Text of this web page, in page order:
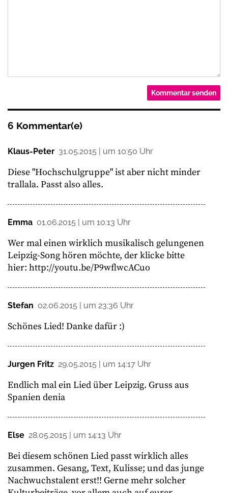
6 Kommentar(e)
Klaus-Peter 31.05.2015 | um 10:50 Uhr
Diese "Hochschulgruppe" ist aber nicht minder
trallala. Passt also alles.
Emma 01.06.2015 | um 10:13 Uhr
Wer mal einen wirklich musikalisch gelungenen
Leipzig-Song hören möchte, der klicke bitte
hier: http://youtu.be/P9wflwcACuo
Stefan 02.06.2015 | um 23:36 Uhr
Schönes Lied! Danke dafür :)
Jurgen Fritz 29.05.2015 | um 14:17 Uhr
Endlich mal ein Lied über Leipzig. Gruss aus
Spanien denia
Else 28.05.2015 | um 14:13 Uhr
Bei diesem schönen Lied passt wirklich alles
zusammen. Gesang, Text, Kulisse; und das junge
Nachwuchstalent erst!! Gerne mehr solcher